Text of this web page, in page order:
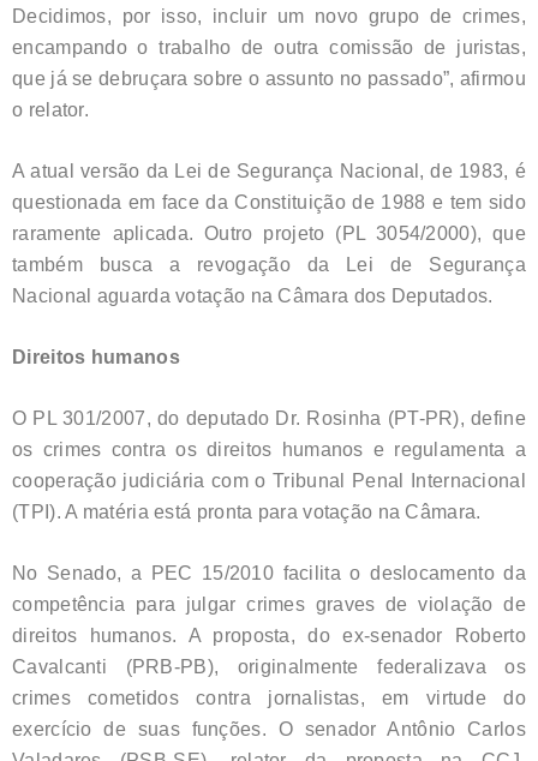
Decidimos, por isso, incluir um novo grupo de crimes,
encampando o trabalho de outra comissão de juristas,
que já se debruçara sobre o assunto no passado”, afirmou
o relator.
A atual versão da Lei de Segurança Nacional, de 1983, é
questionada em face da Constituição de 1988 e tem sido
raramente aplicada.Outro projeto (PL 3054/2000), que
também busca a revogação da Lei de Segurança
Nacional aguarda votação na Câmara dos Deputados.
Direitos humanos
O PL 301/2007, do deputado Dr. Rosinha (PT-PR), define
os crimes contra os direitos humanos e regulamenta a
cooperação judiciária com o Tribunal Penal Internacional
(TPI). A matéria está pronta para votação na Câmara.
No Senado, a PEC 15/2010 facilita o deslocamento da
competência para julgar crimes graves de violação de
direitos humanos. A proposta, do ex-senador Roberto
Cavalcanti (PRB-PB), originalmente federalizava os
crimes cometidos contra jornalistas, em virtude do
exercício de suas funções. O senador Antônio Carlos